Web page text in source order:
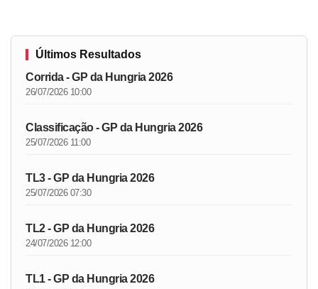
Últimos Resultados
Corrida - GP da Hungria 2026
26/07/2026 10:00
Classificação - GP da Hungria 2026
25/07/2026 11:00
TL3 - GP da Hungria 2026
25/07/2026 07:30
TL2 - GP da Hungria 2026
24/07/2026 12:00
TL1 - GP da Hungria 2026